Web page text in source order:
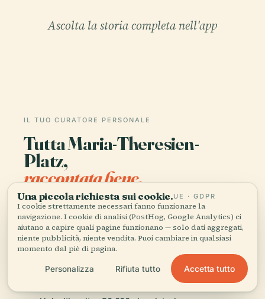
Ascolta la storia completa nell'app
IL TUO CURATORE PERSONALE
Tutta Maria-Theresien-
Platz,
raccontata bene.
Guide audio per oltre 1.100 città in 96 paesi.
Storia, racconti e conoscenza locale —
disponibili offline.
Scarica l'app
Una piccola richiesta sui cookie.UE · GDPR
I cookie strettamente necessari fanno funzionare la
navigazione. I cookie di analisi (PostHog, Google Analytics) ci
aiutano a capire quali pagine funzionano — solo dati aggregati,
niente pubblicità, niente vendita. Puoi cambiare in qualsiasi
momento dal piè di pagina.
Personalizza Rifiuta tutto Accetta tutto